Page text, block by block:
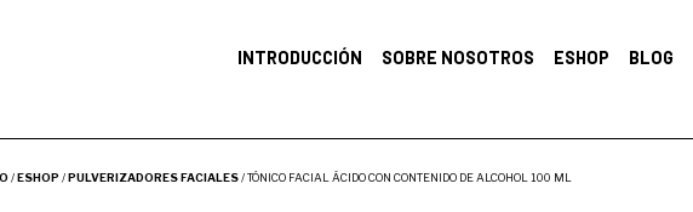
INTRODUCCIÓN
SOBRE NOSOTROS ESHOP BLOG
/ESHOP /PULVERIZADORES FACIALES/ TÓNICO FACIAL ÁCIDO CON CONTENIDO DE ALCOHOL 100 ML